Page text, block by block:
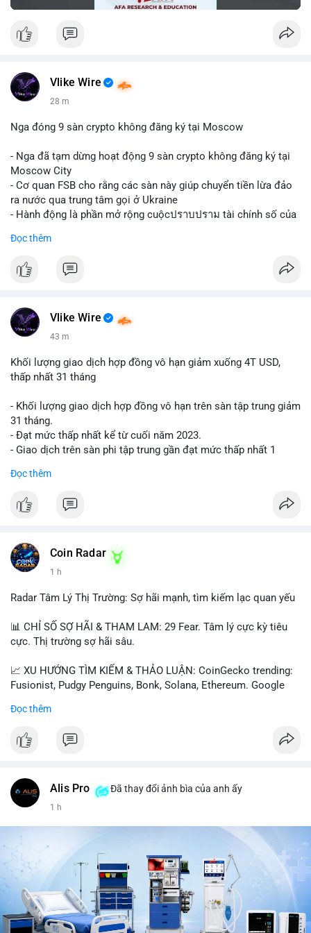
Vlike Wire
28 m
Nga đóng 9 sàn crypto không đăng ký tại Moscow
- Nga đã tạm dừng hoạt động 9 sàn crypto không đăng ký tại
Moscow City
- Cơ quan FSB cho rằng các sàn này giúp chuyển tiền lừa đảo
ra nước qua trung tâm gọi ở Ukraine
- Hành động là phần mở rộng cuộcปราบปราม tài chính số của
📰 Nguồn: Cointelegraph
Đọc thêm
Vlike Wire
43 m
Khối lượng giao dịch hợp đồng vô hạn giảm xuống 4T USD,
thấp nhất 31 tháng
- Khối lượng giao dịch hợp đồng vô hạn trên sàn tập trung giảm
31 tháng.
- Đạt mức thấp nhất kể từ cuối năm 2023.
- Giao dịch trên sàn phi tập trung gần đạt mức thấp nhất 1
#vlikevn #titanbot
Đọc thêm
Coin Radar
1 h
Radar Tâm Lý Thị Trường: Sợ hãi mạnh, tìm kiếm lạc quan yếu
📊 CHỈ SỐ SỢ HÃI & THAM LAM: 29 Fear. Tâm lý cực kỳ tiêu
cực. Thị trường sợ hãi sâu.
📈 XU HƯỚNG TÌM KIẾM & THẢO LUẬN: CoinGecko trending:
Fusionist, Pudgy Penguins, Bonk, Solana, Ethereum. Google
tiêu, vũ khí hạt nhân, đội tuyển Brasil, cúp U20 Châu Á.
UFC 310, Premier League, Champions League, NCAA Football,
MrBeast, Google. Binance Square: nhiều post về lệnh long, lợi
nhuận, $HFT/$SKYAI, $RIVER, $WLD, $ALLO, Top trader 30
💬 DÒNG CHẢY TIN TỨC & TRUYỀN THÔNG: Telegram
CoinTelegraph: Saylor nói Bitcoin không cần rõ ràng, Mỹ cần
rõ ràng; CEX futures volume giảm xuống $4 tỷ trong tháng 7,
thấp nhất từ tháng 12/2023; Prophet Market ra mắt thị trường
dự đoán human vs AI; Trump nói crypto làเรื่อง lớn, người dùng
Đọc thêm
Alis Pro Đã thay đổi ảnh bìa của anh ấy
1 h